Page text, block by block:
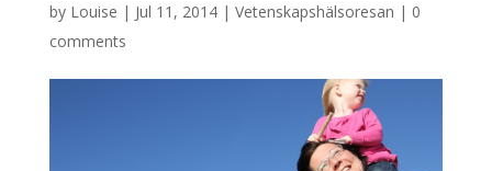
by Louise | Jul 11, 2014| Vetenskapshälsoresan | 0
comments